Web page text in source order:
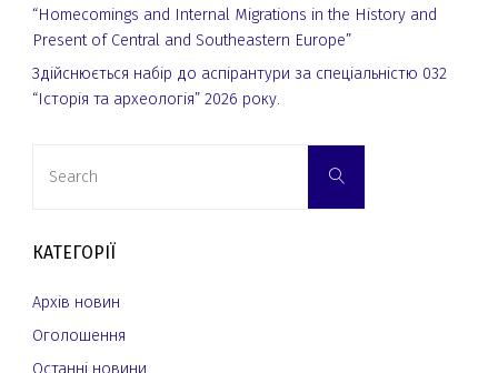
“Homecomings and Internal Migrations in the History and
Present of Central and Southeastern Europe”
Здійснюється набір до аспірантури за спеціальністю 032
“Історія та археологія” 2026 року.
Search
КАТЕГОРІЇ
Архів новин
Оголошення
Останні новини